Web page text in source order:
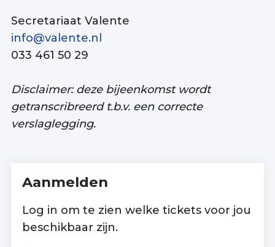
Secretariaat Valente
info@valente.nl
033 461 50 29
Disclaimer: deze bijeenkomst wordt
getranscribreerd t.b.v. een correcte
verslaglegging.
Aanmelden
Log in om te zien welke tickets voor jou
beschikbaar zijn.